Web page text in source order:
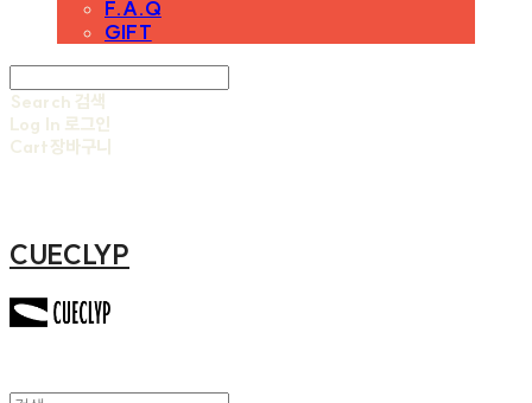
F.A.Q
GIFT
Search 검색
Log In 로그인
Cart장바구니
CUECLYP